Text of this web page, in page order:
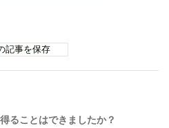
記事を保存
ることはできましたか？